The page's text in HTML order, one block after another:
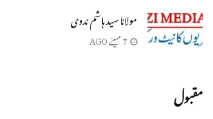
مولانا سید ہاشم ندوی
مقبول